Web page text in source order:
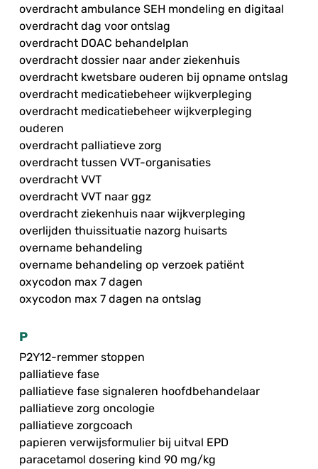
overdracht ambulance SEH mondeling en digitaal
overdracht dag voor ontslag
overdracht DOAC behandelplan
overdracht dossier naar ander ziekenhuis
overdracht kwetsbare ouderen bij opname ontslag
overdracht medicatiebeheer wijkverpleging
overdracht medicatiebeheer wijkverpleging
ouderen
overdracht palliatieve zorg
overdracht tussen VVT-organisaties
overdracht VVT
overdracht VVT naar ggz
overdracht ziekenhuis naar wijkverpleging
overlijden thuissituatie nazorg huisarts
overname behandeling
overname behandeling op verzoek patiënt
oxycodon max 7 dagen
oxycodon max 7 dagen na ontslag
P
P2Y12-remmer stoppen
palliatieve fase
palliatieve fase signaleren hoofdbehandelaar
palliatieve zorg oncologie
palliatieve zorgcoach
papieren verwijsformulier bij uitval EPD
paracetamol dosering kind 90 mg/kg